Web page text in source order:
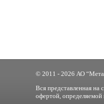
© 2011 - 2026 АО
Вся представленная на
офертой,